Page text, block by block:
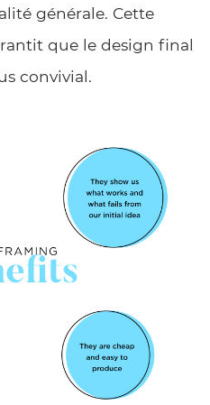
générale. Cette
que le design final
convivial.